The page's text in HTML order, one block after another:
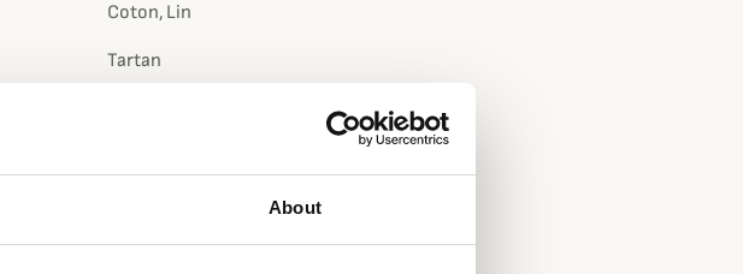
About
Coton, Lin
Tartan